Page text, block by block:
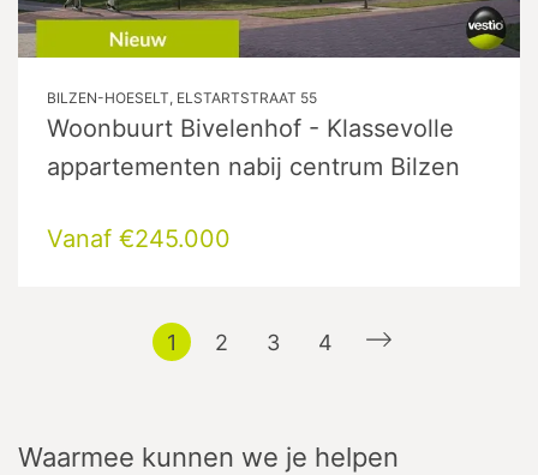
BILZEN-HOESELT, ELSTARTSTRAAT 55
Woonbuurt Bivelenhof - Klassevolle
appartementen nabij centrum Bilzen
Vanaf €245.000
1 2 3 4
Waarmee kunnen we je helpen